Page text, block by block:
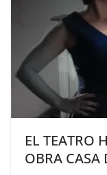
EL TEATRO
OBRA CASA